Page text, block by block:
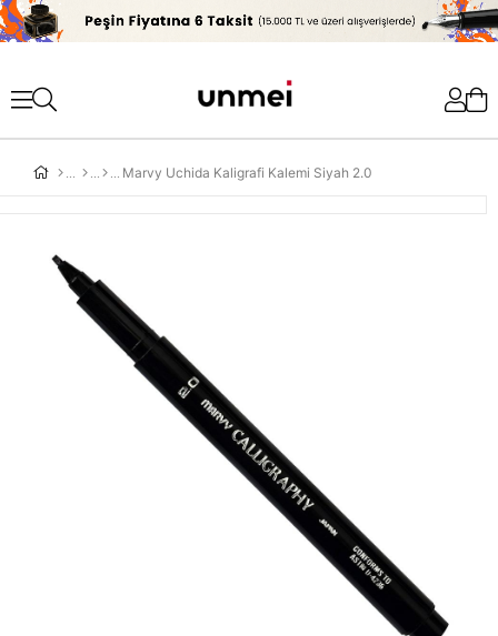
'
Marvy Uchida Kaligrafi Kalemi Siyah 2.0